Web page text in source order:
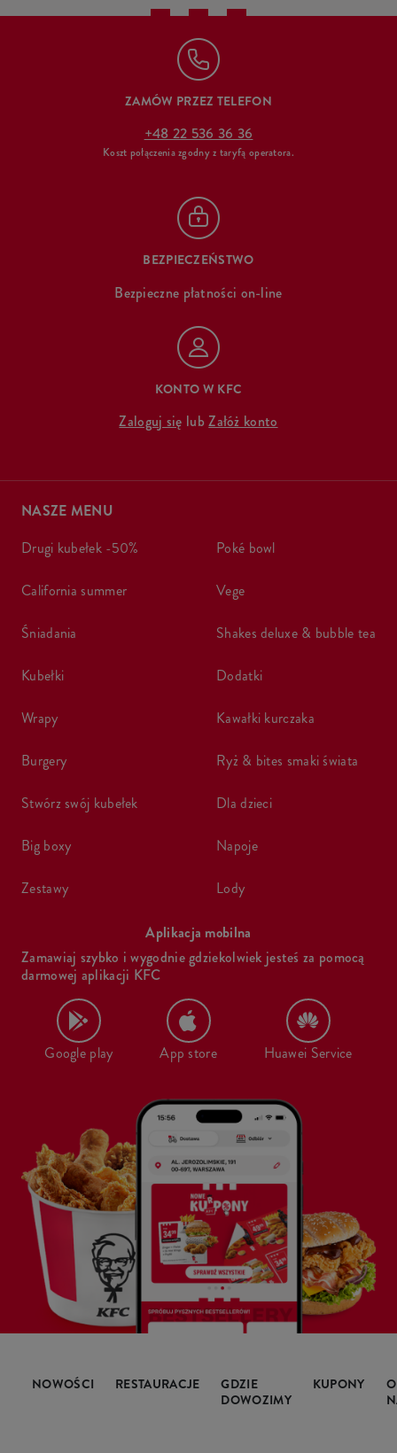
ZAMÓW PRZEZ TELEFON
+48 22 536 36 36
Koszt połączenia zgodny z taryfą operatora.
BEZPIECZEŃSTWO
Bezpieczne płatności on-line
KONTO W KFC
Zaloguj się lubZałóż konto
NASZE MENU
drugi kubełek -50%
california summer
śniadania
kubełki
wrapy
burgery
stwórz swój kubełek
big boxy
zestawy
poké bowl
vege
shakes deluxe & bubble tea
dodatki
kawałki kurczaka
ryż & bites smaki świata
dla dzieci
napoje
lody
Aplikacja mobilna
Zamawiaj szybko i wygodnie gdziekolwiek jesteś za pomocą
darmowej aplikacji KFC
Google play App store Huawei Service
NOWOŚCI RESTAURACJE
GDZIE
DOWOZIMY
KUPONY
O